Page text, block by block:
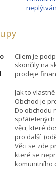
Cílem je
skončily na
prodeje
Jak to
Obchod je
Do obchodu
spřátelených
věci, které
pro další
Věci se zde
které se
komunitního